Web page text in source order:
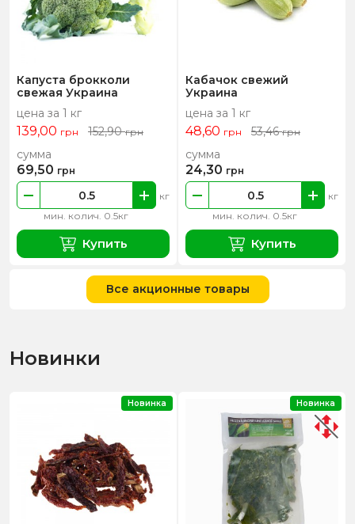
Капуста брокколи
свежая Украина
цена за 1 кг
139,00 грн 152,90грн
мин. колич. 0.5кг
кг
сумма
69,50 грн
Купить
Кабачок свежий
Украина
цена за 1 кг
48,60 грн 53,46грн
мин. колич. 0.5кг
кг
сумма
24,30 грн
Купить
Все акционные товары
Новинки
Новинка Новинка